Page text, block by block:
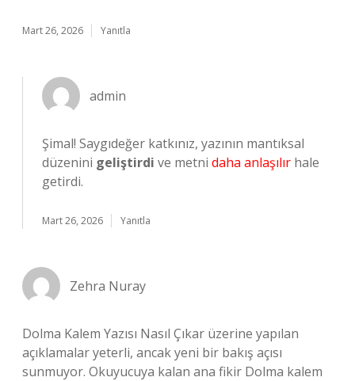
Mart 26, 2026 Yanıtla
admin
Şimal! Saygıdeğer katkınız, yazının mantıksal
düzenini geliştirdi ve metni daha anlaşılır hale
getirdi.
Mart 26, 2026 Yanıtla
Zehra Nuray
Dolma Kalem Yazısı Nasıl Çıkar üzerine yapılan
açıklamalar yeterli, ancak yeni bir bakış açısı
sunmuyor. Okuyucuya kalan ana fikir Dolma kalem